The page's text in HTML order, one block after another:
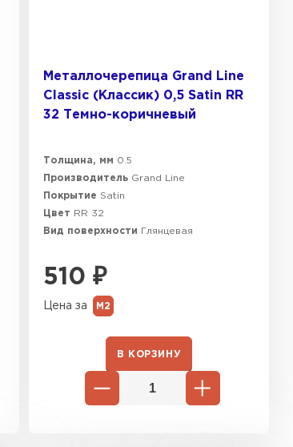
Металлочерепица Grand Line
Classic (Классик) 0,5 Satin RR
32 Темно-коричневый
Толщина, мм 0.5
Производитель Grand Line
Покрытие Satin
Цвет
RR 32
Вид поверхности
Глянцевая
510 ₽
Цена за М2
В КОРЗИНУ